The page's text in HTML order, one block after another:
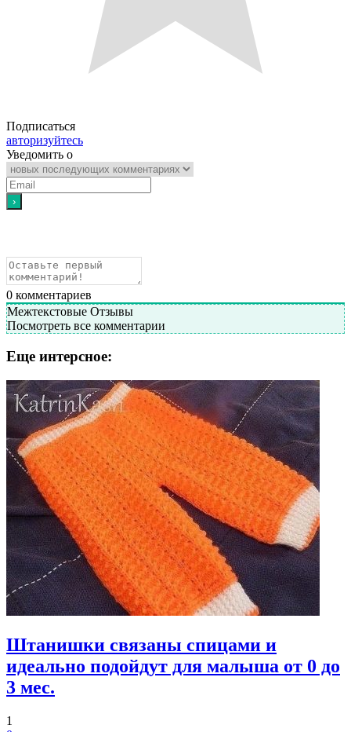
Подписаться
авторизуйтесь
Уведомить о
0 комментариев
Межтекстовые Отзывы
Посмотреть все комментарии
Еще интерсное:
Штанишки связаны спицами и
идеально подойдут для малыша от 0 до
3 мес.
1